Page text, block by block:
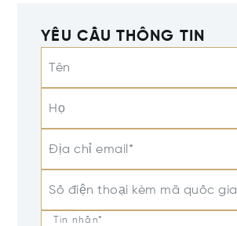
YÊU CẦU THÔNG TIN
Tên
Họ
Địa chỉ email*
Số điện thoại kèm mã quốc gia
Tin nhắn*